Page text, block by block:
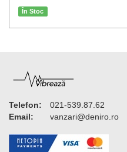
În Stoc
Telefon:
021-539.87.62
Email:
vanzari@deniro.ro